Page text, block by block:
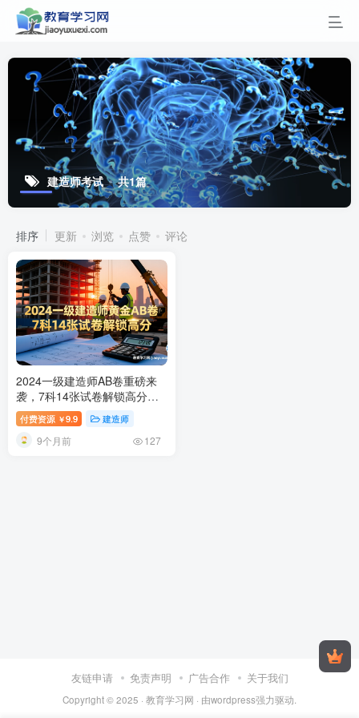
建造师考试 共1篇
排序 更新 浏览 点赞 评论
2024一级建造师AB卷重磅来
袭，7科14张试卷解锁高分密
码2024一级建造师黄金押题
AB卷详解：7科14张试卷助力
全科备考
付费资源 ￥9.9 建造师
9个月前 127
友链申请 免责声明 广告合作 关于我们
Copyright © 2025 · 教育学习网 · 由wordpress强力驱动.